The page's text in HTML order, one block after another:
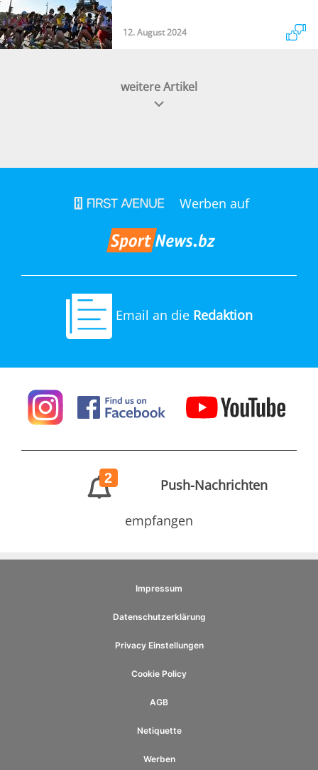
12. August 2024
weitere Artikel
Werben auf
Email an die Redaktion
2 Push-Nachrichten
empfangen
Impressum
Datenschutzerklärung
Privacy Einstellungen
Cookie Policy
AGB
Netiquette
Werben